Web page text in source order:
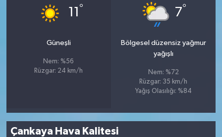
11 °
Güneşli
Nem: %56
Rüzgar: 24 km/h
7°
Bölgesel düzensiz yağmur
yağışlı
Nem: %72
Rüzgar: 35 km/h
Yağış Olasılığı: %84
Çankaya Hava Kalitesi